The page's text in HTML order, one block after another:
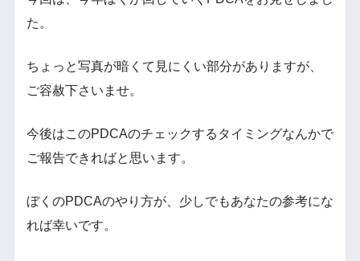
た。
ちょっと写真が暗くて見にくい部分がありますが、
ご容赦下さいませ。
今後はこのPDCAのチェックするタイミングなんかで
ご報告できればと思います。
ぼくのPDCAのやり方が、少しでもあなたの参考にな
れば幸いです。